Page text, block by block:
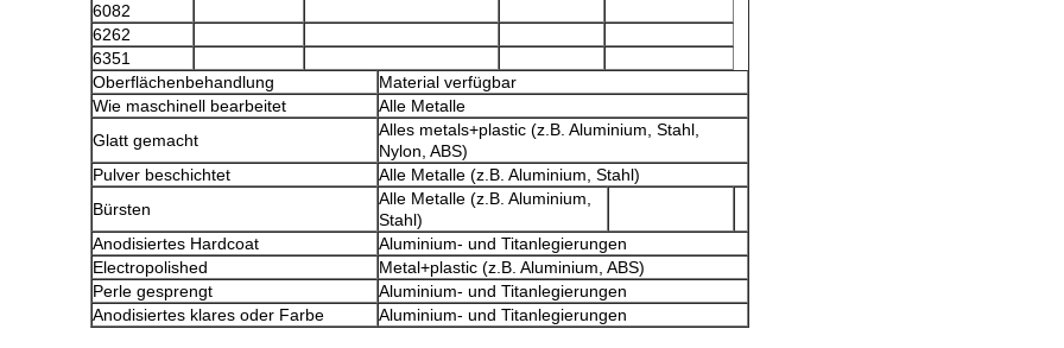
6082
6262
6351
Oberflächenbehandlung
Material verfügbar
Wie maschinell bearbeitet
Alle Metalle
Glatt gemacht
Alles metals+plastic (z.B. Aluminium, Stahl,
Nylon, ABS)
Pulver beschichtet
Alle Metalle (z.B. Aluminium, Stahl)
Bürsten
Alle Metalle (z.B. Aluminium,
Stahl)
Anodisiertes Hardcoat
Aluminium- und Titanlegierungen
Electropolished
Metal+plastic (z.B. Aluminium, ABS)
Perle gesprengt
Aluminium- und Titanlegierungen
Anodisiertes klares oder Farbe
Aluminium- und Titanlegierungen